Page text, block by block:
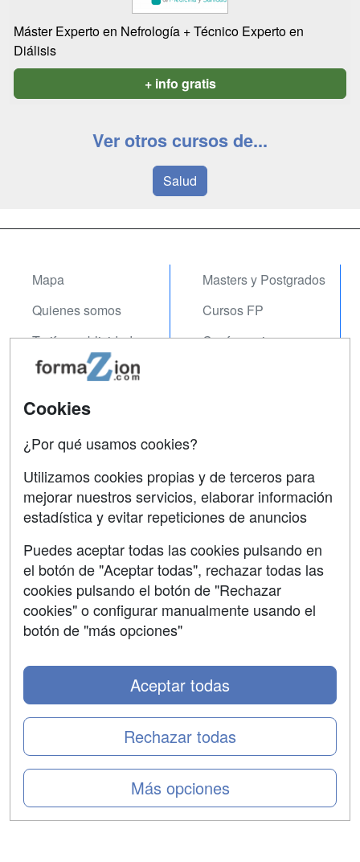
Máster Experto en Nefrología + Técnico Experto en
Diálisis
+ info gratis
Ver otros cursos de...
Salud
Mapa
Quienes somos
Tarifas publicidad
Acceso Usuarios
Acceso Centros
Masters y Postgrados
Cursos FP
Conferencias
Contactar
Confidencialidad
Aviso legal
Copyleft
Cookies
¿Por qué usamos cookies?
Utilizamos cookies propias y de terceros para
mejorar nuestros servicios, elaborar información
estadística y evitar repeticiones de anuncios
Puedes aceptar todas las cookies pulsando en
el botón de "Aceptar todas", rechazar todas las
cookies pulsando el botón de "Rechazar
cookies" o configurar manualmente usando el
botón de "más opciones"
Más opciones
Rechazar todas
Aceptar todas